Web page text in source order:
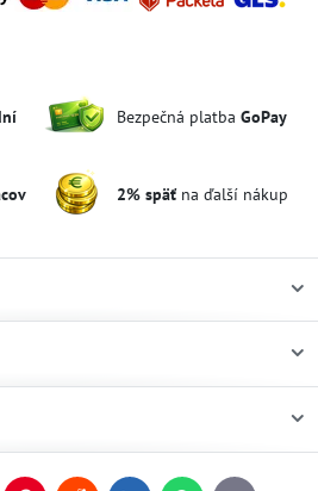
Bezpečná platba GoPay
2% späťna ďalší nákup